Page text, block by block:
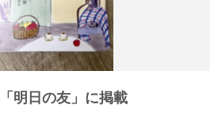
明日の友」に掲載